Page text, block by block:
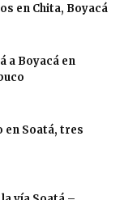
en Chita, Boyacá
a Boyacá en
Soatá, tres